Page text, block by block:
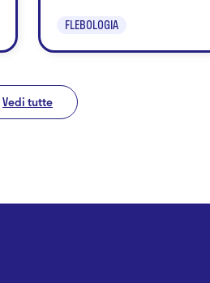
FLEBOLOGIA
Vedi tutte